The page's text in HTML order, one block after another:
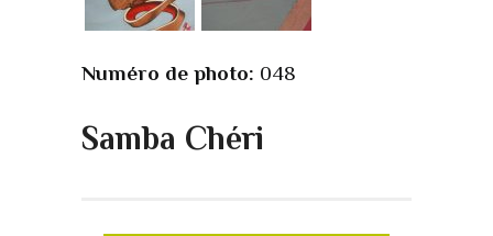
Numéro de photo: 048
Samba Chéri